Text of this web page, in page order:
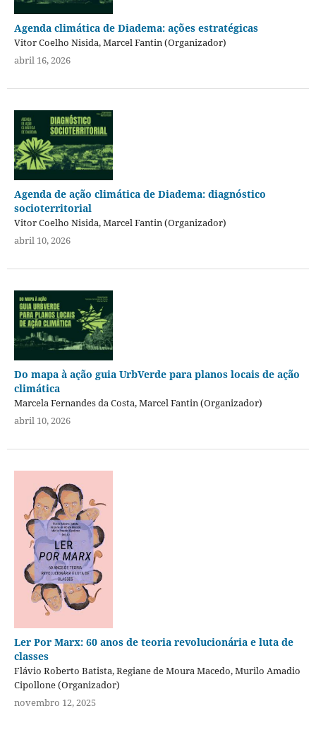
Agenda climática de Diadema: ações estratégicas
Vitor Coelho Nisida, Marcel Fantin (Organizador)
abril 16, 2026
Agenda de ação climática de Diadema: diagnóstico
socioterritorial
Vitor Coelho Nisida, Marcel Fantin (Organizador)
abril 10, 2026
Do mapa à ação guia UrbVerde para planos locais de ação
climática
Marcela Fernandes da Costa, Marcel Fantin (Organizador)
abril 10, 2026
Ler Por Marx: 60 anos de teoria revolucionária e luta de
classes
Flávio Roberto Batista, Regiane de Moura Macedo, Murilo Amadio
Cipollone (Organizador)
novembro 12, 2025